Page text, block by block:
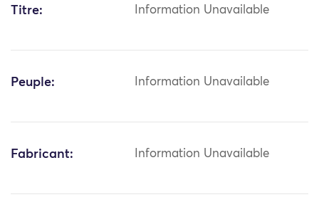
Titre: Information Unavailable
Peuple: Information Unavailable
Fabricant: Information Unavailable